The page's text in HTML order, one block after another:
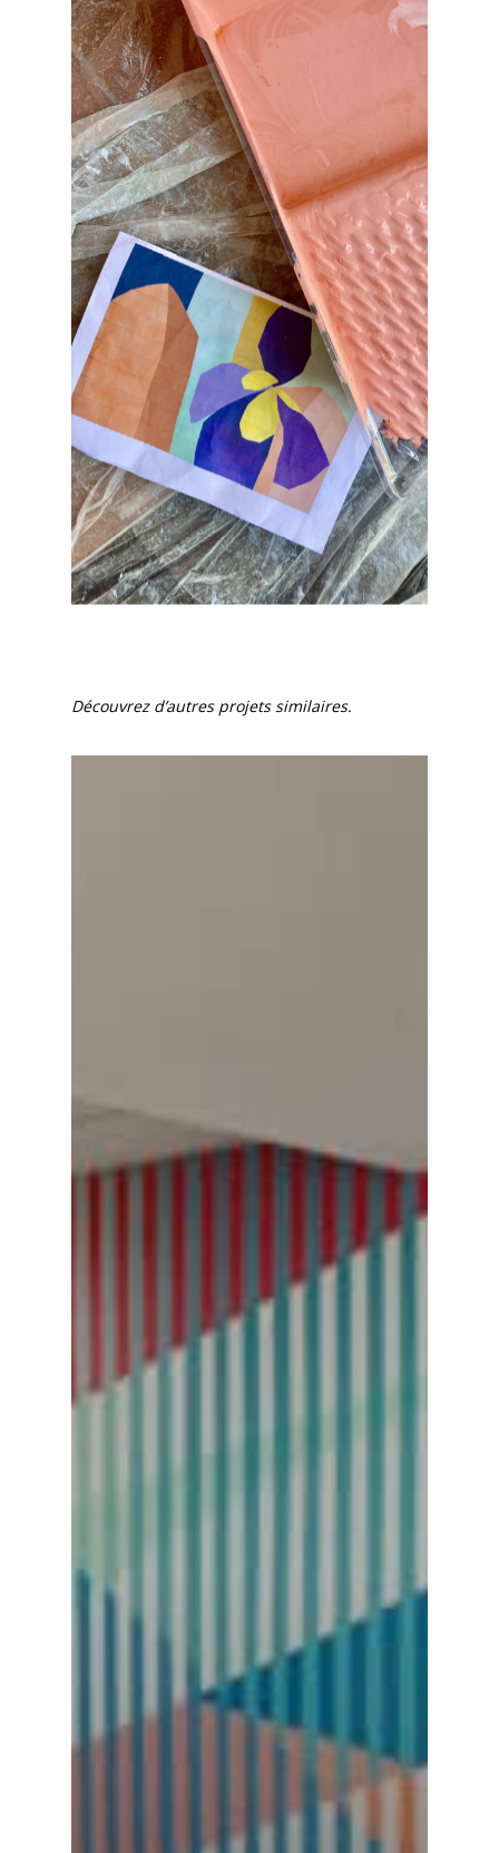
Découvrez d’autres projets similaires.